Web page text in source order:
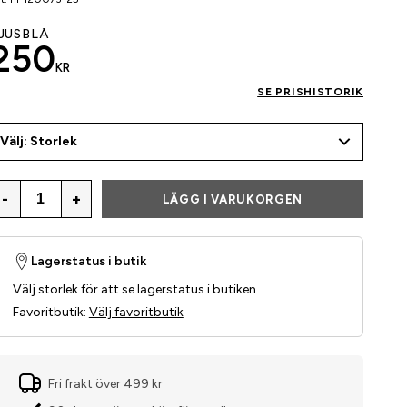
KR
SE PRISHISTORIK
Välj: Storlek
- + LÄGG I VARUKORGEN
Lagerstatus i butik
Välj storlek för att se lagerstatus i butiken
Favoritbutik: Välj favoritbutik
Fri frakt över 499 kr